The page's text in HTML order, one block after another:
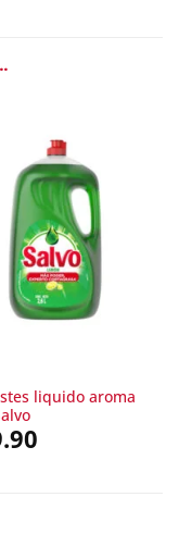
liquido aroma